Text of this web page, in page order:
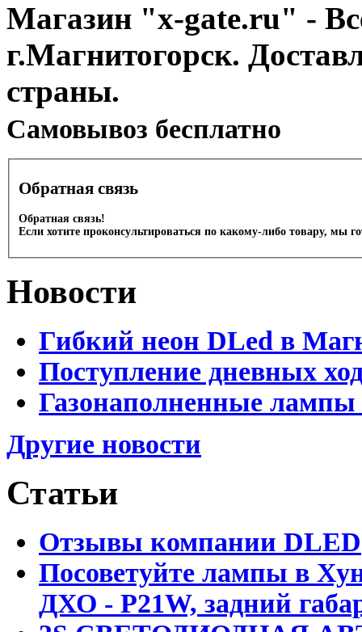
Магазин "x-gate.ru" -
г.Магнитогорск.
страны.
Cамовывоз бесплатно
Обратная связь
Обратная связь!
Если хотите проконсультироваться по какому-либо товару, мы
Новости
Гибкий неон DLed в
Поступление дневных
Газонаполненные
Другие новости
Статьи
Отзывы компании DLED
Посоветуйте лампы в
ДХО - P21W, задний